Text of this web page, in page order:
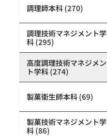
調理師本科 (270)
調理技術マネジメント学
科 (295)
高度調理技術マネジメン
ト学科 (274)
製菓衛生師本科 (69)
製菓技術マネジメント学
科 (86)